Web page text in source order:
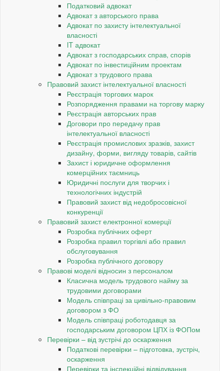
Податковий адвокат
Адвокат з авторського права
Адвокат по захисту інтелектуальної
власності
IT адвокат
Адвокат з господарських справ, спорів
Адвокат по інвестиційним проектам
Адвокат з трудового права
Правовий захист інтелектуальної власності
Реєстрація торгових марок
Розпорядження правами на торгову марку
Реєстрація авторських прав
Договори про передачу прав
інтелектуальної власності
Реєстрація промислових зразків, захист
дизайну, форми, вигляду товарів, сайтів
Захист і юридичне оформлення
комерційних таємниць
Юридичні послуги для творчих і
технологічних індустрій
Правовий захист від недобросовісної
конкуренції
Правовий захист електронної комерції
Розробка публічних оферт
Розробка правил торгівлі або правил
обслуговування
Розробка публічного договору
Правові моделі відносин з персоналом
Класична модель трудового найму за
трудовими договорами
Модель співпраці за цивільно-правовим
договором з ФО
Модель співпраці роботодавця за
господарським договором ЦПХ із ФОПом
Перевірки – від зустрічі до оскарження
Податкові перевірки – підготовка, зустріч,
оскарження
Перевірки та інспекційні відвідування